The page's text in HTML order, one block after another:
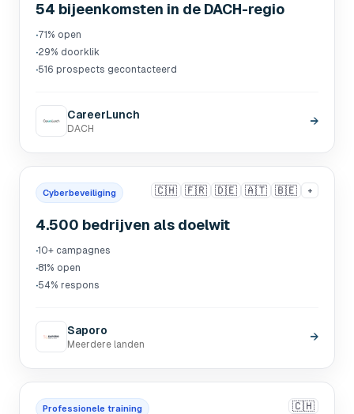
54 bijeenkomsten in de DACH-regio
·71% open
·29% doorklik
·516 prospects gecontacteerd
CareerLunch
DACH
→
Cyberbeveiliging 🇨🇭 🇫🇷 🇩🇪 🇦🇹 🇧🇪 +
4.500 bedrijven als doelwit
·10+ campagnes
·81% open
·54% respons
Saporo
Meerdere landen
→
Professionele training 🇨🇭